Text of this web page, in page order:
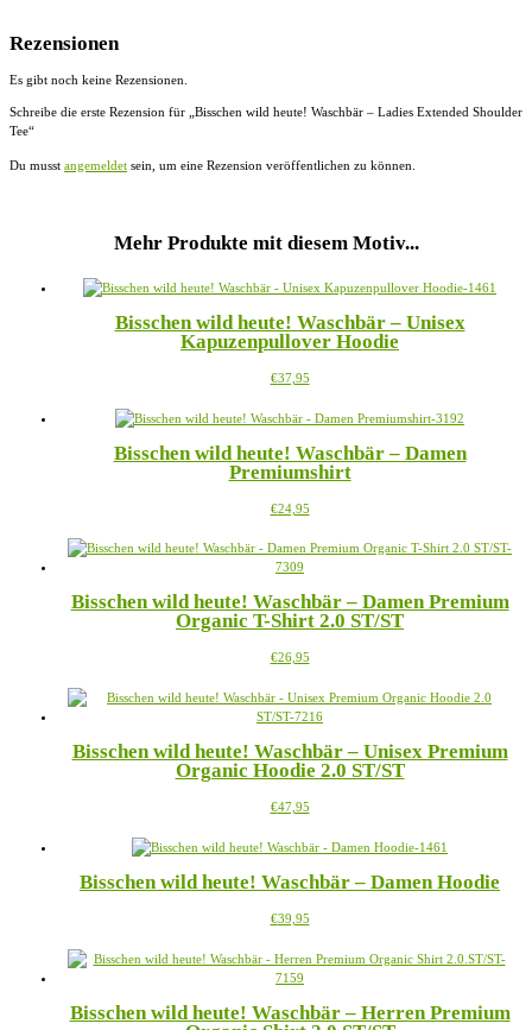
Rezensionen
Es gibt noch keine Rezensionen.
Schreibe die erste Rezension für „Bisschen wild heute! Waschbär – Ladies Extended Shoulder
Tee“
Du musst angemeldet sein, um eine Rezension veröffentlichen zu können.
Mehr Produkte mit diesem Motiv...
Bisschen wild heute! Waschbär – Unisex
Kapuzenpullover Hoodie
€37,95Dieses
weist
Varianten
auf.
Optionen
auf
gewählt
werden
Bisschen wild heute! Waschbär – Damen
Premiumshirt
€24,95Dieses
weist
auf.
Die
können
der
Produktseite
werden
Bisschen wild heute! Waschbär – Damen Premium
Organic T-Shirt 2.0 ST/ST
€26,95Dieses
weist
mehrere
auf.
Die
können
der
gewählt
Bisschen wild heute! Waschbär – Unisex Premium
Organic Hoodie 2.0 ST/ST
€47,95Dieses
weist
Varianten
Die
können
Produktseite
Bisschen wild heute! Waschbär – Damen Hoodie
€39,95Dieses
weist
auf.
Bisschen wild heute! Waschbär – Herren Premium